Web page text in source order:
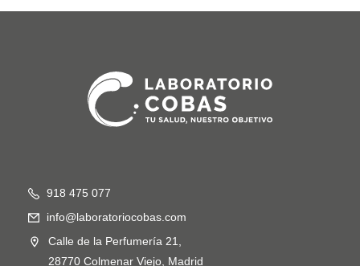
918 475 077
info@laboratoriocobas.com
Calle de la Perfumería 21,
28770 Colmenar Viejo, Madrid